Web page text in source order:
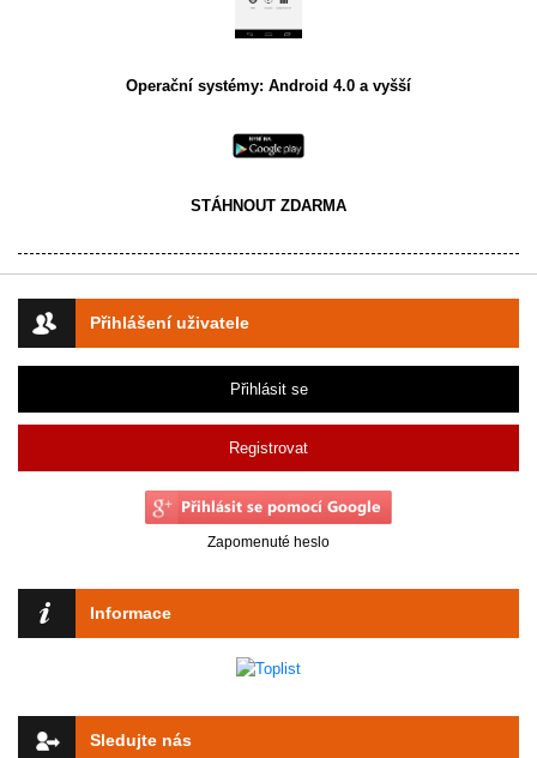
Přihlášení uživatele
Přihlásit se
Registrovat
Zapomenuté heslo
Informace
Sledujte nás
Operační systémy: Android 4.0 a vyšší
STÁHNOUT ZDARMA